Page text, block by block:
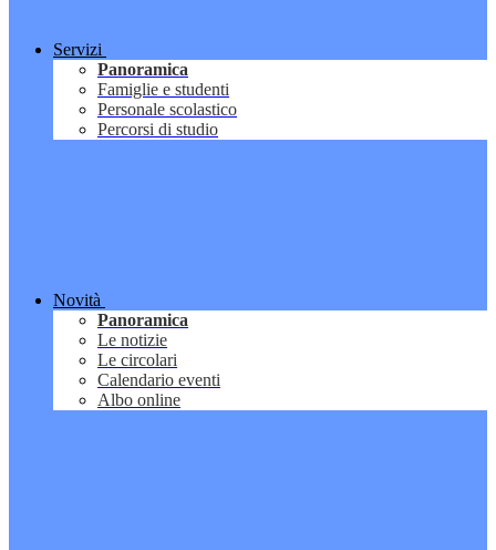
Servizi
Panoramica
Famiglie e studenti
Personale scolastico
Percorsi di studio
Novità
Panoramica
Le notizie
Le circolari
Calendario eventi
Albo online